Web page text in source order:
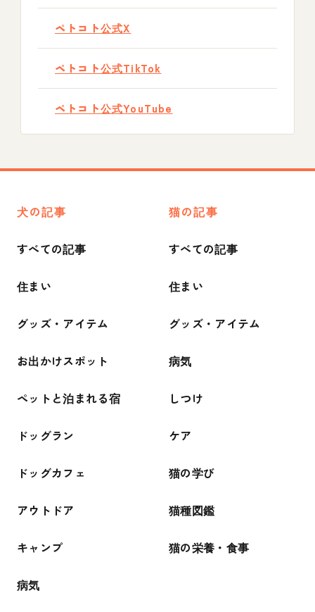
ペトコト公式X
ペトコト公式TikTok
ペトコト公式YouTube
犬の記事
すべての記事
住まい
グッズ・アイテム
お出かけスポット
ペットと泊まれる宿
ドッグラン
ドッグカフェ
アウトドア
キャンプ
病気
猫の記事
すべての記事
住まい
グッズ・アイテム
病気
しつけ
ケア
猫の学び
猫種図鑑
猫の栄養・食事